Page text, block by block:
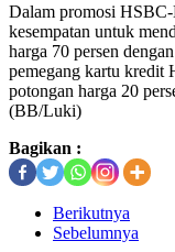
Dalam promosi
kesempatan untuk
harga 70 persen
pemegang kartu kredit
potongan harga 20
(BB/Luki)
Bagikan :
Berikutnya
Sebelumnya